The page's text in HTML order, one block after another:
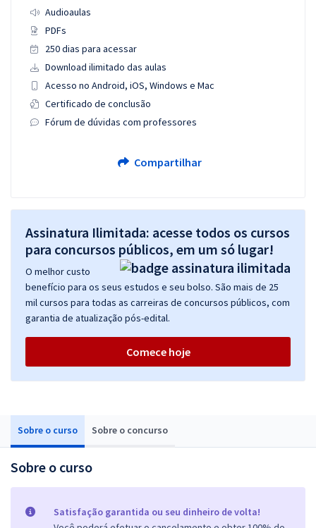
Sobre o curso Sobre o concurso
Sobre o curso
Satisfação garantida ou seu dinheiro de volta!
Audioaulas
PDFs
250 dias para acessar
Download ilimitado das aulas
Acesso no Android, iOS, Windows e Mac
Certificado de conclusão
Fórum de dúvidas com professores
Compartilhar
Assinatura Ilimitada: acesse todos os cursos
para concursos públicos, em um só lugar!
O melhor custo
benefício para os seus estudos e seu bolso. São mais de 25
mil cursos para todas as carreiras de concursos públicos, com
garantia de atualização pós-edital.
Comece hoje